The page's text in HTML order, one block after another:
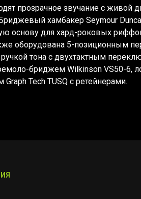
прозрачное звучание с живой
хамбакер Seymour
основу для хард-роковых
оборудована 5-позиционным
ручкой тона с двухтактным
бриджем Wilkinson VS50-6,
Tech TUSQ с ретейнерами.